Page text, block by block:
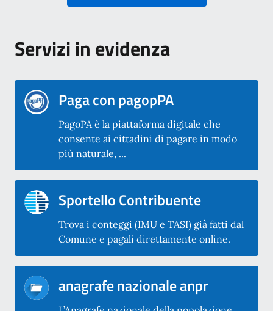
Servizi in evidenza
Paga con pagopPA
PagoPA è la piattaforma digitale che
consente ai cittadini di pagare in modo
più naturale, ...
Sportello Contribuente
Trova i conteggi (IMU e TASI) già fatti dal
Comune e pagali direttamente online.
anagrafe nazionale anpr